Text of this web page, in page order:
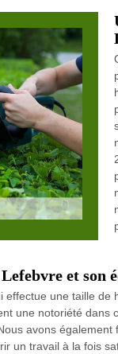
et son
effectue une taille
une notoriété dans
avons
un travail à la fois